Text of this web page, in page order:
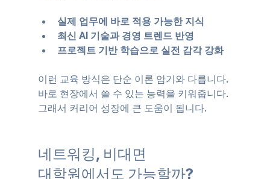
실제 업무에 바로 적용 가능한 지식
최신 AI 기술과 경영 트렌드 반영
프로젝트 기반 학습으로 실전 감각 강화
이런 교육 방식은 단순 이론 암기와 다릅니다.
바로 현장에서 쓸 수 있는 능력을 키워줍니다.
그래서 커리어 성장에 큰 도움이 됩니다.
네트워킹, 비대면
대학원에서도 가능할까?